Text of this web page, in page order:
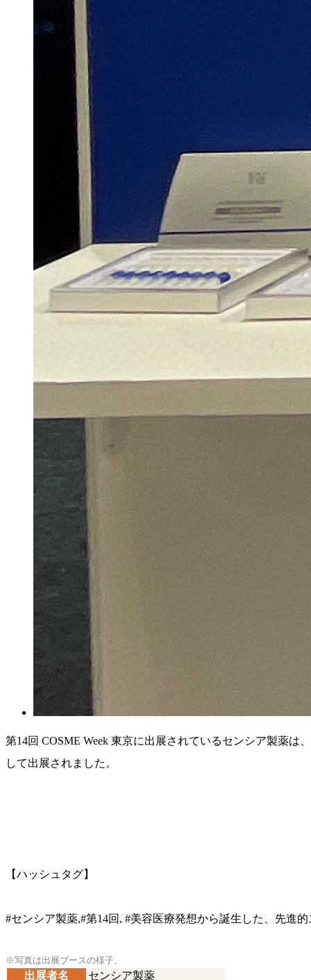
第14回 COSME Week 東京に出展されているセンシア製薬
して出展されました。
【ハッシュタグ】
#センシア製薬,#第14回, #美容医療発想から誕生した、先進
※写真は出展ブースの様子。
出展者名 センシア製薬